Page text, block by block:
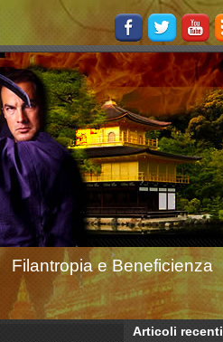
Filantropia e Beneficienza
Articoli recenti